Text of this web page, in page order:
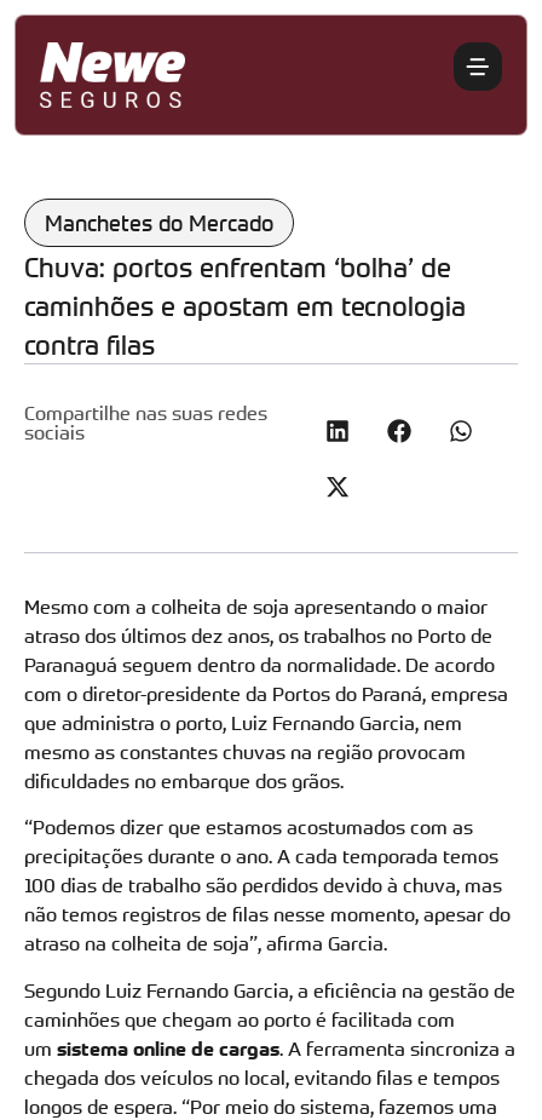
Manchetes do Mercado
Chuva: portos enfrentam ‘bolha’ de
caminhões e apostam em tecnologia
contra filas
Compartilhe nas suas redes
sociais
Mesmo com a colheita de soja apresentando o maior
atraso dos últimos dez anos, os trabalhos no Porto de
Paranaguá seguem dentro da normalidade. De acordo
com o diretor-presidente da Portos do Paraná, empresa
que administra o porto, Luiz Fernando Garcia, nem
mesmo as constantes chuvas na região provocam
dificuldades no embarque dos grãos.
“Podemos dizer que estamos acostumados com as
precipitações durante o ano. A cada temporada temos
100 dias de trabalho são perdidos devido à chuva, mas
não temos registros de filas nesse momento, apesar do
atraso na colheita de soja”, afirma Garcia.
Segundo Luiz Fernando Garcia, a eficiência na gestão de
caminhões que chegam ao porto é facilitada com
um sistema online de cargas. A ferramenta sincroniza a
chegada dos veículos no local, evitando filas e tempos
longos de espera. “Por meio do sistema, fazemos uma